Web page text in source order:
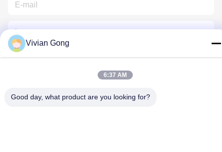
Vivian Gong
6:37 AM
Good day, what product are you looking for?